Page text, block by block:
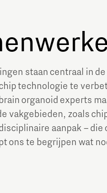
staan centraal in
technologie te
organoid experts
vakgebieden, zoals
aanpak –
ons te begrijpen wat